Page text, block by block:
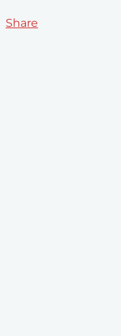
Share